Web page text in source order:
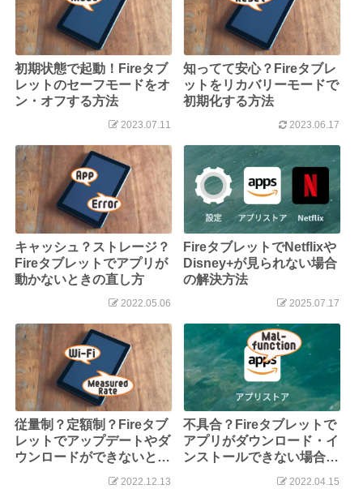
初期状態で起動！Fireタブ
レットのセーフモードをオ
ン・オフする方法
2023.07.11
知ってて安心？Fireタブレ
ットをリカバリーモードで
初期化する方法
2023.06.17
キャッシュ？ストレージ？
Fireタブレットでアプリが
動かないときの直し方
2022.05.06
FireタブレットでNetflixや
Disney+が見られない場合
の解決方法
2025.07.17
従量制？定額制？Fireタブ
レットでアップデートやダ
ウンロードができないとき
2022.12.13
不具合？Fireタブレットで
アプリがダウンロード・イ
ンストールできない場合の
2022.04.15